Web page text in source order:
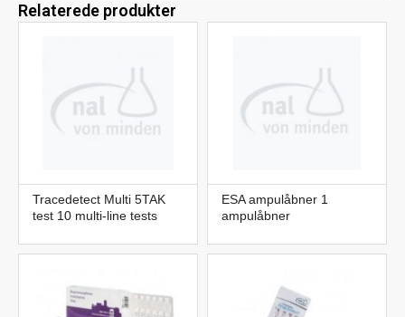
Relaterede produkter
Tracedetect Multi 5TAK
test 10 multi-line tests
ESA ampulåbner 1
ampulåbner